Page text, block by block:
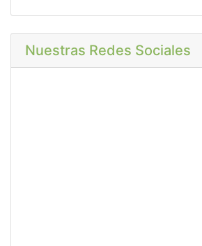
Nuestras Redes Sociales